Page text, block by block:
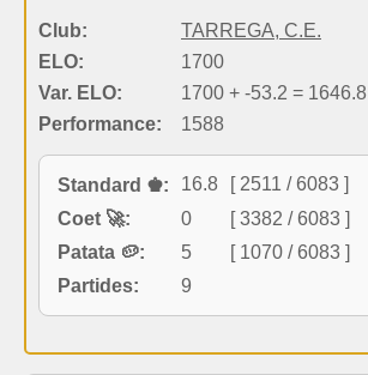
Club:
TARREGA, C.E.
ELO:
1700
Var. ELO:
1700 + -53.2 = 1646.8
Performance:
1588
Standard ♚: 16.8
[ 2511 / 6083 ]
Coet 🚀:
0
[ 3382 / 6083 ]
Patata 🥔:
5
[ 1070 / 6083 ]
Partides:
9